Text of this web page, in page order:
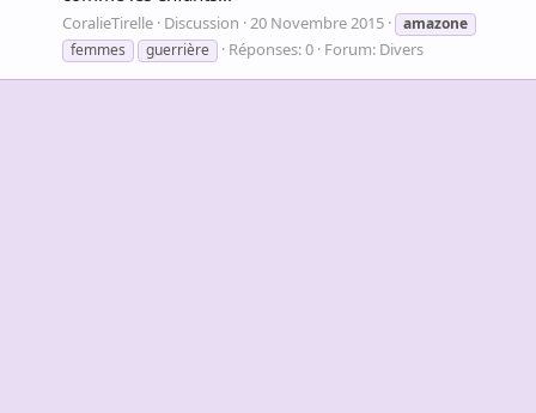
CoralieTirelle Discussion 20 Novembre 2015
amazone
femmes
guerrière Réponses: 0 Forum: Divers